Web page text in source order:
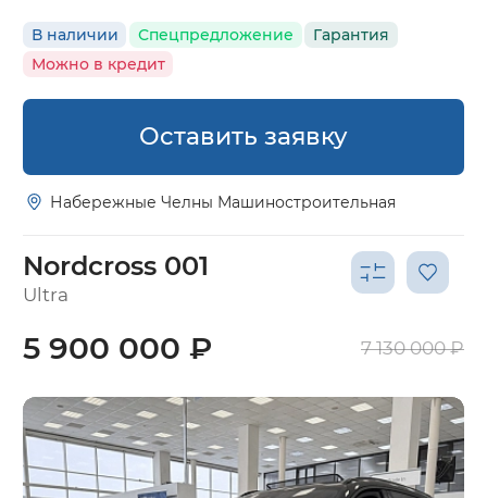
В наличии Спецпредложение
Гарантия
Можно в кредит
Оставить заявку
Набережные Челны Машиностроительная
Nordcross 001
Ultra
5 900 000 ₽ 7 130 000 ₽